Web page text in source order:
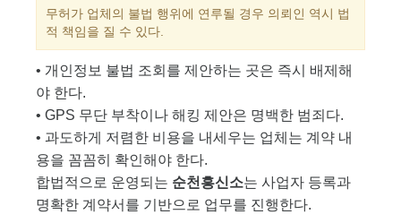
무허가 업체의 불법 행위에 연루될 경우 의뢰인 역시 법
적 책임을 질 수 있다.
• 개인정보 불법 조회를 제안하는 곳은 즉시 배제해
야 한다.
• GPS 무단 부착이나 해킹 제안은 명백한 범죄다.
• 과도하게 저렴한 비용을 내세우는 업체는 계약 내
용을 꼼꼼히 확인해야 한다.
합법적으로 운영되는 순천흥신소는 사업자 등록과
명확한 계약서를 기반으로 업무를 진행한다.